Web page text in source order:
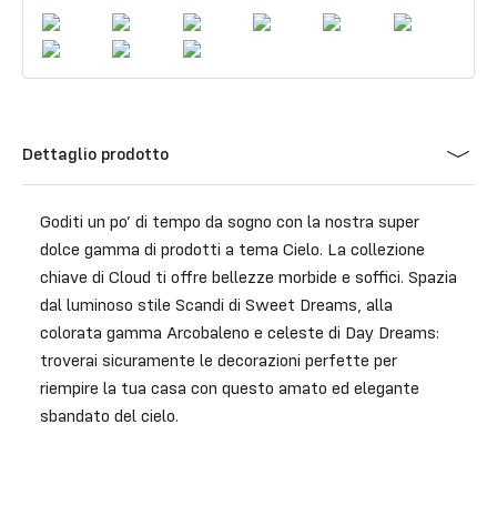
Dettaglio prodotto
Goditi un po’ di tempo da sogno con la nostra super
dolce gamma di prodotti a tema Cielo. La collezione
chiave di Cloud ti offre bellezze morbide e soffici. Spazia
dal luminoso stile Scandi di Sweet Dreams, alla
colorata gamma Arcobaleno e celeste di Day Dreams:
troverai sicuramente le decorazioni perfette per
riempire la tua casa con questo amato ed elegante
sbandato del cielo.